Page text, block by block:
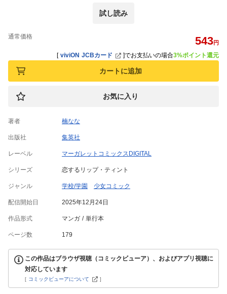
試し読み
通常価格 543円
[ viviON JCBカード ]でお支払いの場合3%ポイント還元
カートに追加
お気に入り
著者 楠なな
出版社 集英社
レーベル マーガレットコミックスDIGITAL
シリーズ 恋するリップ・ティント
ジャンル 学校/学園 少女コミック
配信開始日 2025年12月24日
作品形式 マンガ 単行本
ページ数 179
この作品はブラウザ視聴（コミックビューア）、およびアプリ視聴に
対応しています
[ コミックビューアについて ]